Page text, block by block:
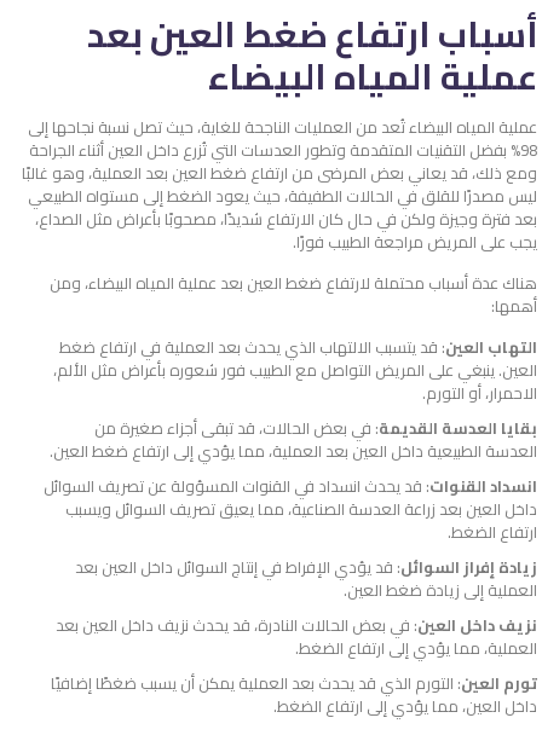
أسباب ارتفاع ضغط العين بعد
عملية المياه البيضاء
عملية المياه البيضاء تُعد من العمليات الناجحة للغاية، حيث تصل نسبة نجاحها إلى
98% بفضل التقنيات المتقدمة وتطور العدسات التي تُزرع داخل العين أثناء الجراحة
ومع ذلك، قد يعاني بعض المرضى من ارتفاع ضغط العين بعد العملية، وهو غالبًا
ليس مصدرًا للقلق في الحالات الطفيفة، حيث يعود الضغط إلى مستواه الطبيعي
بعد فترة وجيزة ولكن في حال كان الارتفاع شديدًا، مصحوبًا بأعراض مثل الصداع،
يجب على المريض مراجعة الطبيب فورًا.
هناك عدة أسباب محتملة لارتفاع ضغط العين بعد عملية المياه البيضاء، ومن
أهمها:
التهاب العين: قد يتسبب الالتهاب الذي يحدث بعد العملية في ارتفاع ضغط
العين. ينبغي على المريض التواصل مع الطبيب فور شعوره بأعراض مثل الألم،
الاحمرار، أو التورم.
بقايا العدسة القديمة: في بعض الحالات، قد تبقى أجزاء صغيرة من
العدسة الطبيعية داخل العين بعد العملية، مما يؤدي إلى ارتفاع ضغط العين.
انسداد القنوات: قد يحدث انسداد في القنوات المسؤولة عن تصريف السوائل
داخل العين بعد زراعة العدسة الصناعية، مما يعيق تصريف السوائل ويسبب
ارتفاع الضغط.
زيادة إفراز السوائل: قد يؤدي الإفراط في إنتاج السوائل داخل العين بعد
العملية إلى زيادة ضغط العين.
نزيف داخل العين: في بعض الحالات النادرة، قد يحدث نزيف داخل العين بعد
العملية، مما يؤدي إلى ارتفاع الضغط.
تورم العين: التورم الذي قد يحدث بعد العملية يمكن أن يسبب ضغطًا إضافيًا
داخل العين، مما يؤدي إلى ارتفاع الضغط.